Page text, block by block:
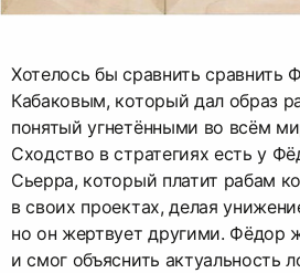
Хотелось бы сравнить сравнить
Кабаковым, который дал образ
понятый угнетёнными во всём
Сходство в стратегиях есть у
Сьерра, который платит рабам
в своих проектах, делая
но он жертвует другими. Фёдор
и смог объяснить актуальность